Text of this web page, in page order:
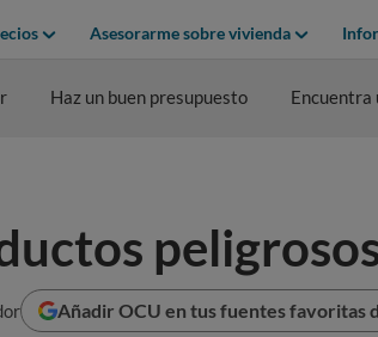
Asesorarme sobre vivienda
Haz un buen presupuesto Encuentra
Añadir OCU en tus fuentes favoritas